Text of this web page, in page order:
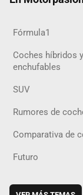
Fórmula1
Coches híbridos y
enchufables
SUV
Rumores de
Comparativa de
Futuro